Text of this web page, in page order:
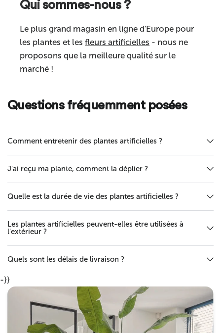
Caractéristiques Haute qualité
Convient pour Usage intérieur
Catégorie de produit Plantes artificielles
Qui sommes-nous ?
Le plus grand magasin en ligne d'Europe pour
les plantes et lesfleurs artificielles - nous ne
proposons que la meilleure qualité sur le
marché !
Questions fréquemment posées
Comment entretenir des plantes artificielles ?
J'ai reçu ma plante, comment la déplier ?
Quelle est la durée de vie des plantes artificielles ?
Les plantes artificielles peuvent-elles être utilisées à
l'extérieur ?
Quels sont les délais de livraison ?
-}}